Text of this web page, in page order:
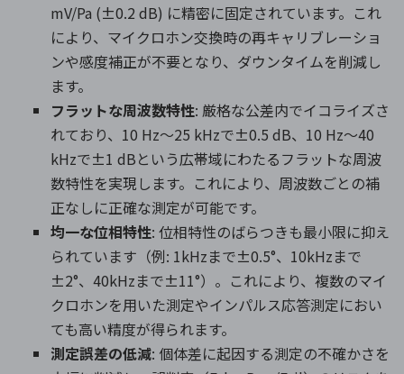
mV/Pa (±0.2 dB) に精密に固定されています。これ
により、マイクロホン交換時の再キャリブレーショ
ンや感度補正が不要となり、ダウンタイムを削減し
ます。
フラットな周波数特性: 厳格な公差内でイコライズさ
れており、10 Hz～25 kHzで±0.5 dB、10 Hz～40
kHzで±1 dBという広帯域にわたるフラットな周波
数特性を実現します。これにより、周波数ごとの補
正なしに正確な測定が可能です。
均一な位相特性: 位相特性のばらつきも最小限に抑え
られています（例: 1kHzまで±0.5°、10kHzまで
±2°、40kHzまで±11°）。これにより、複数のマイ
クロホンを用いた測定やインパルス応答測定におい
ても高い精度が得られます。
測定誤差の低減: 個体差に起因する測定の不確かさを